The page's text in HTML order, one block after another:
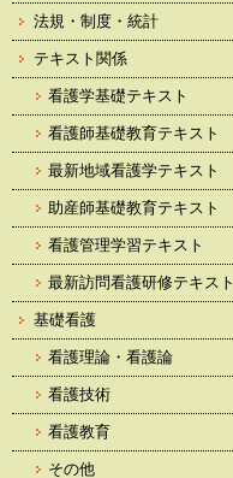
法規・制度・統計
テキスト関係
看護学基礎テキスト
看護師基礎教育テキスト
最新地域看護学テキスト
助産師基礎教育テキスト
看護管理学習テキスト
最新訪問看護研修テキスト
基礎看護
看護理論・看護論
看護技術
看護教育
その他